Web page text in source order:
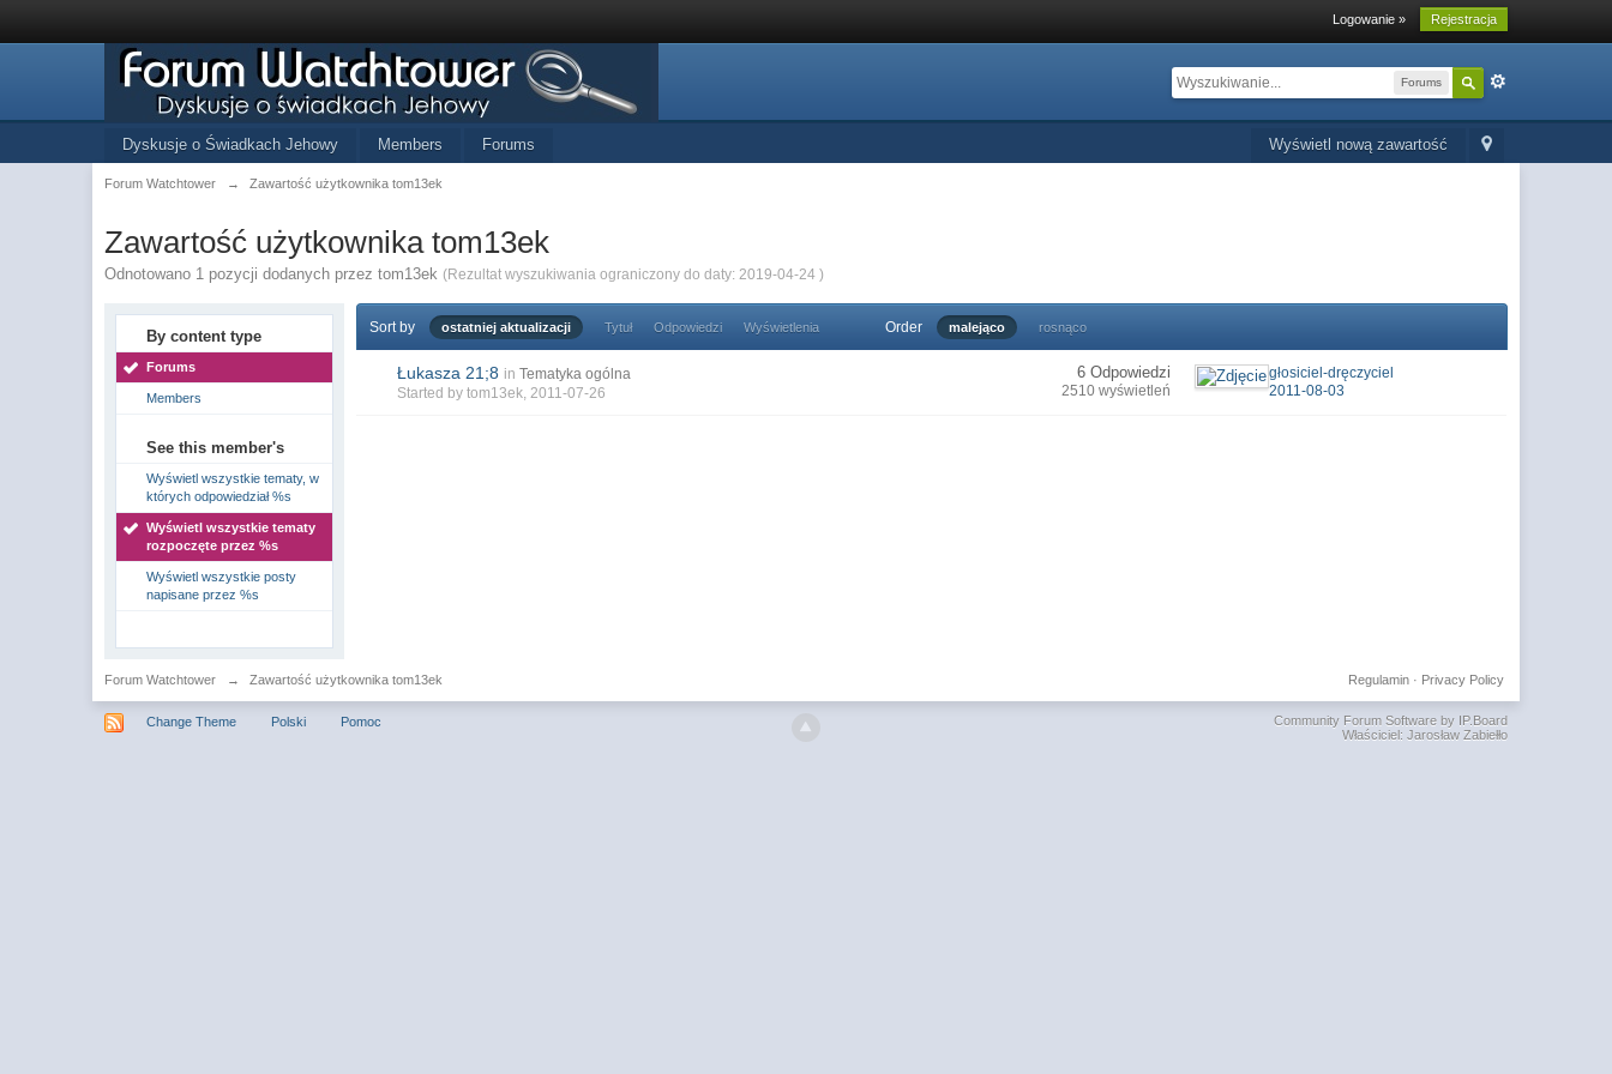
Logowanie » Rejestracja
Forums
Wyświetl nową zawartość
Dyskusje o Świadkach Jehowy Members Forums
Forum Watchtower → Zawartość użytkownika tom13ek
Zawartość użytkownika tom13ek
Odnotowano 1 pozycji dodanych przez tom13ek (Rezultat wyszukiwania ograniczony do daty: 2019-04-24 )
By content type
Forums
Members
See this member's
Wyświetl wszystkie tematy, w
których odpowiedział %s
Wyświetl wszystkie tematy
rozpoczęte przez %s
Wyświetl wszystkie posty
napisane przez %s
Sort by ostatniej aktualizacji Tytuł Odpowiedzi Wyświetlenia Order malejąco rosnąco
Łukasza 21;8 in Tematyka ogólna
Started bytom13ek, 2011-07-26
6 Odpowiedzi
2510 wyświetleń
głosiciel-dręczyciel
2011-08-03
Forum Watchtower → Zawartość użytkownika tom13ek Privacy Policy
Regulamin·
Change Theme Polski Pomoc
Community Forum Software by IP.Board
Właściciel: Jarosław Zabiełło